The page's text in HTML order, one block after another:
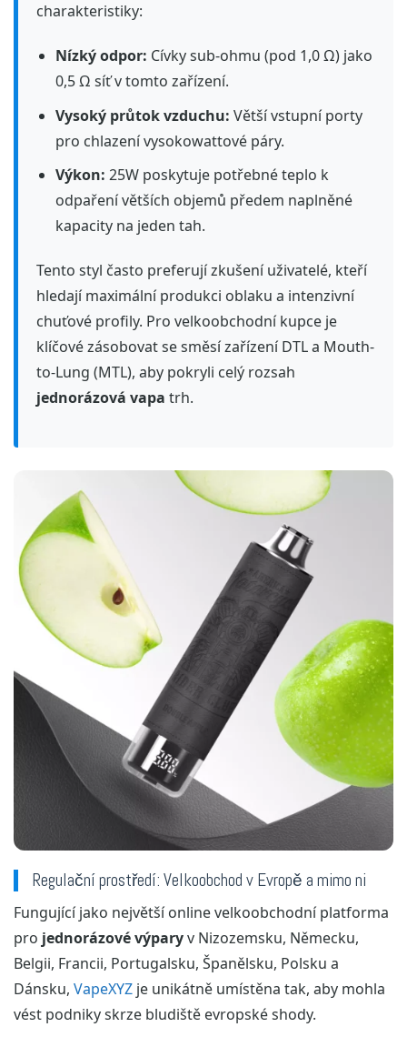
charakteristiky:
Nízký odpor: Cívky sub-ohmu (pod 1,0 Ω) jako
0,5 Ω síť v tomto zařízení.
Vysoký průtok vzduchu: Větší vstupní porty
pro chlazení vysokowattové páry.
Výkon: 25W poskytuje potřebné teplo k
odpaření větších objemů předem naplněné
kapacity na jeden tah.
Tento styl často preferují zkušení uživatelé, kteří
hledají maximální produkci oblaku a intenzivní
chuťové profily. Pro velkoobchodní kupce je
klíčové zásobovat se směsí zařízení DTL a Mouth-
to-Lung (MTL), aby pokryli celý rozsah
jednorázová vapa trh.
Regulační prostředí: Velkoobchod v Evropě a mimo ni
Fungující jako největší online velkoobchodní platforma
pro jednorázové výparyv Nizozemsku, Německu,
Belgii, Francii, Portugalsku, Španělsku, Polsku a
Dánsku, VapeXYZ je unikátně umístěna tak, aby mohla
vést podniky skrze bludiště evropské shody.